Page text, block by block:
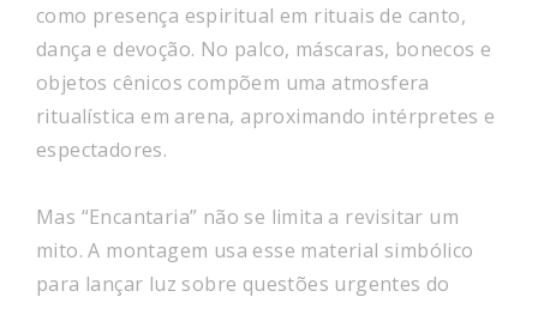
como presença espiritual em rituais de canto,
dança e devoção. No palco, máscaras, bonecos e
objetos cênicos compõem uma atmosfera
ritualística em arena, aproximando intérpretes e
espectadores.
Mas “Encantaria” não se limita a revisitar um
mito. A montagem usa esse material simbólico
para lançar luz sobre questões urgentes do